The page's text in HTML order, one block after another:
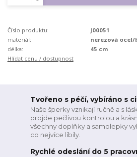
Číslo produktu:
J00051
materiál:
nerezová
délka:
45 cm
Hlídat cenu / dostupnost
Tvořeno s péčí, vybíráno s
Naše šperky vznikají ručně a s
projde pečlivou kontrolou a
všechny doplňky a samolepky
co nejvíce líbily.
Rychlé odeslání do 5